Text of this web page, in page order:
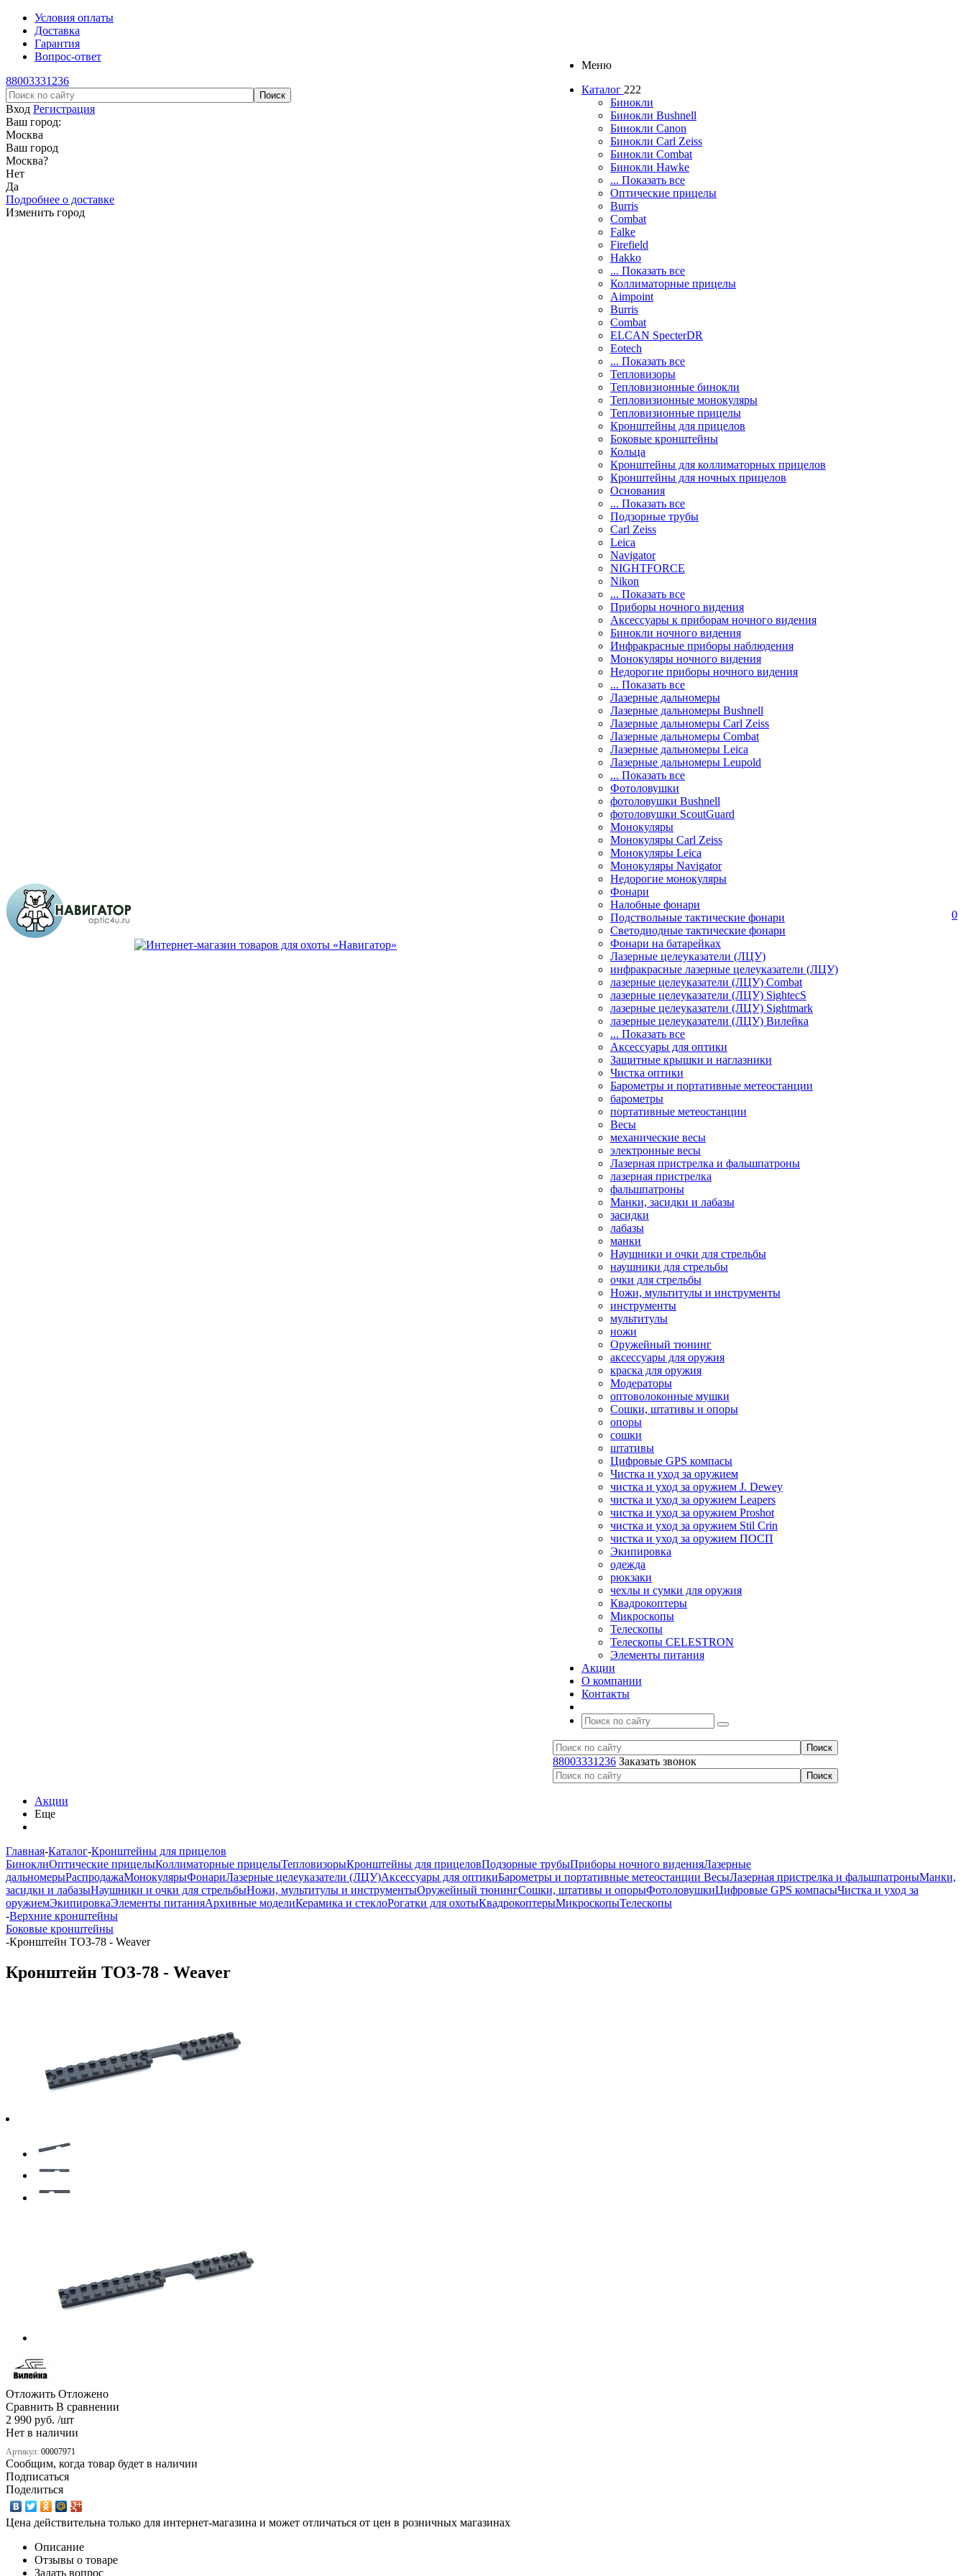
Условия оплаты
Доставка
Гарантия
Вопрос-ответ
88003331236
Вход Регистрация
Ваш город:
Москва
Ваш город
Москва?
Нет
Да
Подробнее о доставке
Изменить город
Меню
Каталог 222
Бинокли
Бинокли Bushnell
Бинокли Canon
Бинокли Carl Zeiss
Бинокли Combat
Бинокли Hawke
... Показать все
Оптические прицелы
Burris
Combat
Falke
Firefield
Hakko
... Показать все
Коллиматорные прицелы
Aimpoint
Burris
Combat
ELCAN SpecterDR
Eotech
... Показать все
Тепловизоры
Тепловизионные бинокли
Тепловизионные монокуляры
Тепловизионные прицелы
Кронштейны для прицелов
Боковые кронштейны
Кольца
Кронштейны для коллиматорных прицелов
Кронштейны для ночных прицелов
Основания
... Показать все
Подзорные трубы
Carl Zeiss
Leica
Navigator
NIGHTFORCE
Nikon
... Показать все
Приборы ночного видения
Аксессуары к приборам ночного видения
Бинокли ночного видения
Инфракрасные приборы наблюдения
Монокуляры ночного видения
Недорогие приборы ночного видения
... Показать все
Лазерные дальномеры
Лазерные дальномеры Bushnell
Лазерные дальномеры Carl Zeiss
Лазерные дальномеры Combat
Лазерные дальномеры Leica
Лазерные дальномеры Leupold
... Показать все
Фотоловушки
фотоловушки Bushnell
фотоловушки ScoutGuard
Монокуляры
Монокуляры Carl Zeiss
Монокуляры Leica
Монокуляры Navigator
Недорогие монокуляры
Фонари
Налобные фонари
Подствольные тактические фонари
Светодиодные тактические фонари
Фонари на батарейках
Лазерные целеуказатели (ЛЦУ)
инфракрасные лазерные целеуказатели (ЛЦУ)
лазерные целеуказатели (ЛЦУ) Combat
лазерные целеуказатели (ЛЦУ) SightecS
лазерные целеуказатели (ЛЦУ) Sightmark
лазерные целеуказатели (ЛЦУ) Вилейка
... Показать все
Аксессуары для оптики
Защитные крышки и наглазники
Чистка оптики
Барометры и портативные метеостанции
барометры
портативные метеостанции
Весы
механические весы
электронные весы
Лазерная пристрелка и фальшпатроны
лазерная пристрелка
фальшпатроны
Манки, засидки и лабазы
засидки
лабазы
манки
Наушники и очки для стрельбы
наушники для стрельбы
очки для стрельбы
Ножи, мультитулы и инструменты
инструменты
мультитулы
ножи
Оружейный тюнинг
аксессуары для оружия
краска для оружия
Модераторы
оптоволоконные мушки
Сошки, штативы и опоры
опоры
сошки
штативы
Цифровые GPS компасы
Чистка и уход за оружием
чистка и уход за оружием J. Dewey
чистка и уход за оружием Leapers
чистка и уход за оружием Proshot
чистка и уход за оружием Stil Crin
чистка и уход за оружием ПОСП
Экипировка
одежда
рюкзаки
чехлы и сумки для оружия
Квадрокоптеры
Микроскопы
Телескопы
Телескопы CELESTRON
Элементы питания
Акции
О компании
Контакты
88003331236 Заказать звонок
0
Акции
Еще
Главная-Каталог-Кронштейны для прицелов
БиноклиОптические прицелыКоллиматорные прицелыТепловизорыКронштейны для прицеловПодзорные трубыПриборы ночного виденияЛазерные
дальномерыРаспродажаМонокулярыФонариЛазерные целеуказатели (ЛЦУ)Аксессуары для оптикиБарометры и портативные метеостанции ВесыЛазерная пристрелка и фальшпатроныМанки,
засидки и лабазыНаушники и очки для стрельбыНожи, мультитулы и инструментыОружейный тюнингСошки, штативы и опорыФотоловушкиЦифровые GPS компасыЧистка и уход за
оружиемЭкипировкаЭлементы питанияАрхивные моделиКерамика и стеклоРогатки для охотыКвадрокоптерыМикроскопыТелескопы
-Верхние кронштейны
Боковые кронштейны
-Кронштейн ТОЗ-78 - Weaver
Кронштейн ТОЗ-78 - Weaver
Отложить Отложено
Сравнить В сравнении
2 990 руб. /шт
Нет в наличии
Артикул: 00007971
Сообщим, когда товар будет в наличии
Подписаться
Поделиться
Цена действительна только для интернет-магазина и может отличаться от цен в розничных магазинах
Описание
Отзывы о товаре
Задать вопрос